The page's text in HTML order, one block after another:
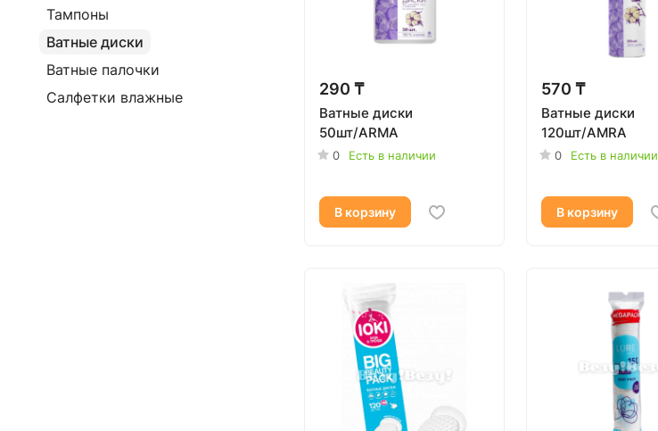
290 ₸
Ватные диски
50шт/ARMA
0 Есть в наличии
В корзину
570 ₸
Ватные диски
120шт/AMRA
0 Есть в наличии
В корзину
Тампоны
Ватные диски
Ватные палочки
Салфетки влажные